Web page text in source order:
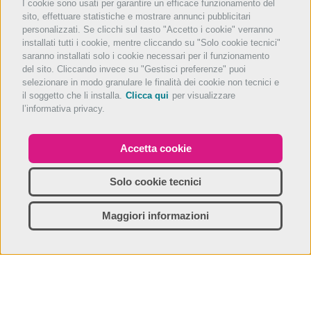
I cookie sono usati per garantire un efficace funzionamento del
sito, effettuare statistiche e mostrare annunci pubblicitari
personalizzati. Se clicchi sul tasto "Accetto i cookie" verranno
installati tutti i cookie, mentre cliccando su "Solo cookie tecnici"
saranno installati solo i cookie necessari per il funzionamento
del sito. Cliccando invece su "Gestisci preferenze" puoi
selezionare in modo granulare le finalità dei cookie non tecnici e
il soggetto che li installa. Clicca qui per visualizzare
l’informativa privacy.
Accetta cookie
Solo cookie tecnici
Maggiori informazioni